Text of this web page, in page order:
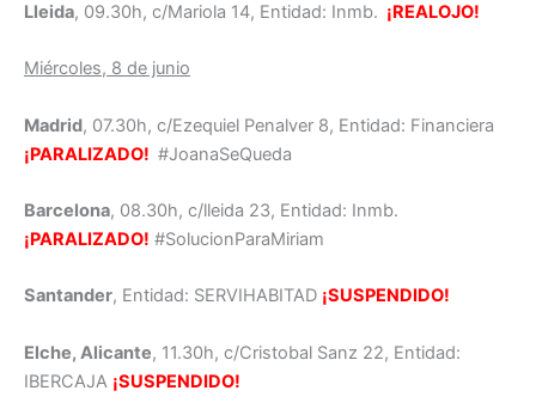
Lleida, 09.30h, c/Mariola 14, Entidad: Inmb. ¡REALOJO!
Miércoles, 8 de junio
Madrid, 07.30h, c/Ezequiel Penalver 8, Entidad: Financiera
¡PARALIZADO! #JoanaSeQueda
Barcelona, 08.30h, c/lleida 23, Entidad: Inmb.
¡PARALIZADO! #SolucionParaMiriam
Santander, Entidad: SERVIHABITAD ¡SUSPENDIDO!
Elche, Alicante, 11.30h, c/Cristobal Sanz 22, Entidad:
IBERCAJA ¡SUSPENDIDO!